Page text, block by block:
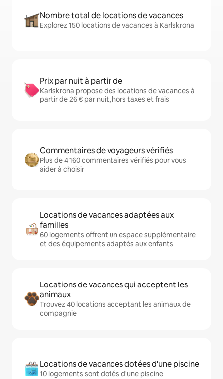
Nombre total de locations de vacances
Explorez 150 locations de vacances à Karlskrona
Prix par nuit à partir de
Karlskrona propose des locations de vacances à
partir de 26 € par nuit, hors taxes et frais
Commentaires de voyageurs vérifiés
Plus de 4 160 commentaires vérifiés pour vous
aider à choisir
Locations de vacances adaptées aux
familles
60 logements offrent un espace supplémentaire
et des équipements adaptés aux enfants
Locations de vacances qui acceptent les
animaux
Trouvez 40 locations acceptant les animaux de
compagnie
Locations de vacances dotées d'une piscine
10 logements sont dotés d'une piscine